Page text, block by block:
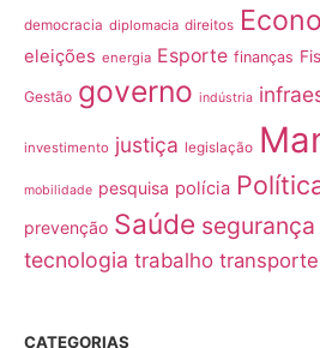
democracia diplomacia direitos
eleições energia Esporte finanças
Gestão governo indústria
investimento justiça legislação
mobilidade pesquisa polícia
prevenção Saúde segurança
tecnologia trabalho transporte
CATEGORIAS